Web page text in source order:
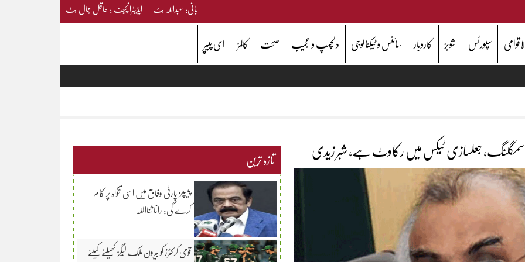
بانی: عبداللہ بٹ ایڈیٹرانچیف : عاقل جمال بٹ
سپورٹس شوبز کاروبار سائنس و ٹیکنالوجی دلچسپ و عجیب صحت کالمز ای پیپر
جعلسازی ٹیکس میں رکاوٹ ہے، شبر زیدی تازہ ترین
پیپلز پارٹی وفاق میں اسی تنخواہ پر کام
کرے گی: رانا ثنااللہ
قومی کرکٹرز کو بیرون ملک لیگز کھیلنے کیلئے